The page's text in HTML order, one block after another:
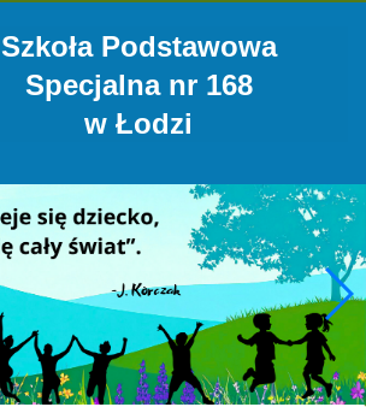
Szkoła Podstawowa
Specjalna nr 168
w Łodzi